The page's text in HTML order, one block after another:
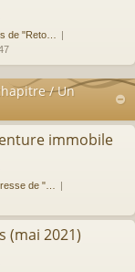
de "Reto…
/ Un
immobile
de "…
(mai 2021)